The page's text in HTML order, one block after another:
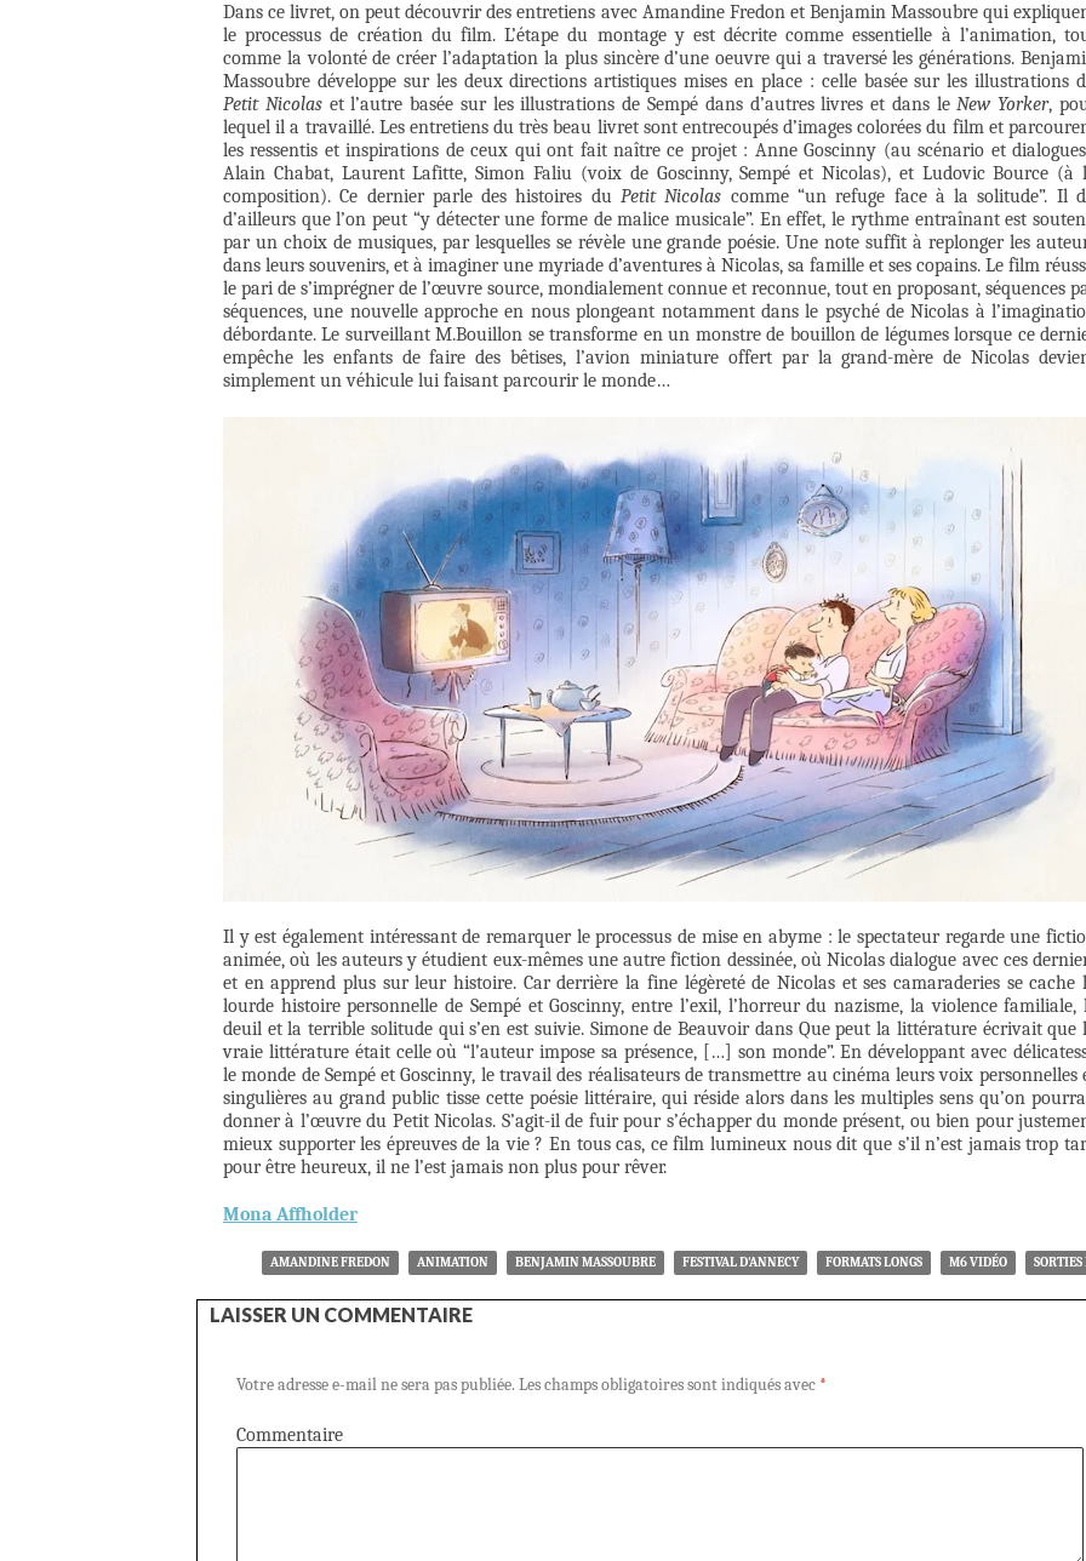
Dans ce livret, on peut découvrir des entretiens avec Amandine Fredon et Benjamin Massoubre qui
le processus de création du film. L’étape du montage y est décrite comme essentielle à l’animation,
comme la volonté de créer l’adaptation la plus sincère d’une oeuvre qui a traversé les générations.
Massoubre développe sur les deux directions artistiques mises en place : celle basée sur les illustrations
Petit Nicolaset l’autre basée sur les illustrations de Sempé dans d’autres livres et dans leNew Yorker,
lequel il a travaillé. Les entretiens du très beau livret sont entrecoupés d’images colorées du film et
les ressentis et inspirations de ceux qui ont fait naître ce projet : Anne Goscinny (au scénario et
Alain Chabat, Laurent Lafitte, Simon Faliu (voix de Goscinny, Sempé et Nicolas), et Ludovic Bource (à
composition). Ce dernier parle des histoires duPetit Nicolas comme “un refuge face à la solitude”. Il
d’ailleurs que l’on peut “y détecter une forme de malice musicale”. En effet, le rythme entraînant est
par un choix de musiques, par lesquelles se révèle une grande poésie. Une note suffit à replonger les
dans leurs souvenirs, et à imaginer une myriade d’aventures à Nicolas, sa famille et ses copains. Le film
le pari de s’imprégner de l’œuvre source, mondialement connue et reconnue, tout en proposant, séquences
séquences, une nouvelle approche en nous plongeant notamment dans le psyché de Nicolas à
débordante. Le surveillant M.Bouillon se transforme en un monstre de bouillon de légumes lorsque ce
empêche les enfants de faire des bêtises, l’avion miniature offert par la grand-mère de Nicolas
simplement un véhicule lui faisant parcourir le monde…
Il y est également intéressant de remarquer le processus de mise en abyme : le spectateur regarde une
animée, où les auteurs y étudient eux-mêmes une autre fiction dessinée, où Nicolas dialogue avec ces
et en apprend plus sur leur histoire. Car derrière la fine légèreté de Nicolas et ses camaraderies se cache
lourde histoire personnelle de Sempé et Goscinny, entre l’exil, l’horreur du nazisme, la violence familiale,
deuil et la terrible solitude qui s’en est suivie. Simone de Beauvoir dans Que peut la littérature écrivait que
vraie littérature était celle où “l’auteur impose sa présence, […] son monde”. En développant avec
le monde de Sempé et Goscinny, le travail des réalisateurs de transmettre au cinéma leurs voix personnelles
singulières au grand public tisse cette poésie littéraire, qui réside alors dans les multiples sens qu’on
donner à l’œuvre du Petit Nicolas. S’agit-il de fuir pour s’échapper du monde présent, ou bien pour
mieux supporter les épreuves de la vie ? En tous cas, ce film lumineux nous dit que s’il n’est jamais trop
pour être heureux, il ne l’est jamais non plus pour rêver.
Mona Affholder
AMANDINE FREDON ANIMATION BENJAMIN MASSOUBRE FESTIVAL D'ANNECY FORMATS LONGS M6 VIDÉO SORTIES
LAISSER UN COMMENTAIRE
Votre adresse e-mail ne sera pas publiée. Les champs obligatoires sont indiqués avec *
Commentaire